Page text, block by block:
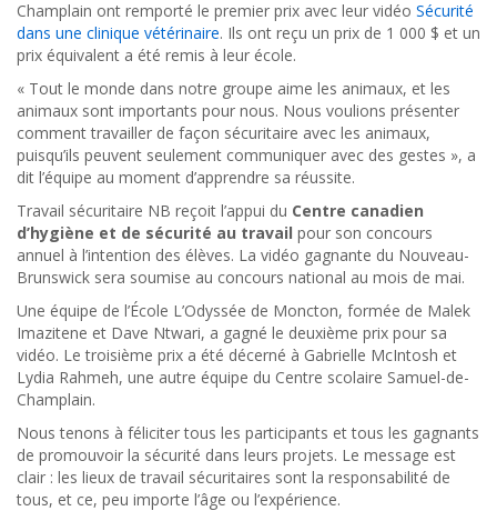
Champlain ont remporté le premier prix avec leur vidéo Sécurité
dans une clinique vétérinaire. Ils ont reçu un prix de 1 000 $ et un
prix équivalent a été remis à leur école.
« Tout le monde dans notre groupe aime les animaux, et les
animaux sont importants pour nous. Nous voulions présenter
comment travailler de façon sécuritaire avec les animaux,
puisqu’ils peuvent seulement communiquer avec des gestes », a
dit l’équipe au moment d’apprendre sa réussite.
Travail sécuritaire NB reçoit l’appui du Centre canadien
d’hygiène et de sécurité au travail pour son concours
annuel à l’intention des élèves. La vidéo gagnante du Nouveau-
Brunswick sera soumise au concours national au mois de mai.
Une équipe de l’École L’Odyssée de Moncton, formée de Malek
Imazitene et Dave Ntwari, a gagné le deuxième prix pour sa
vidéo. Le troisième prix a été décerné à Gabrielle McIntosh et
Lydia Rahmeh, une autre équipe du Centre scolaire Samuel-de-
Champlain.
Nous tenons à féliciter tous les participants et tous les gagnants
de promouvoir la sécurité dans leurs projets. Le message est
clair : les lieux de travail sécuritaires sont la responsabilité de
tous, et ce, peu importe l’âge ou l’expérience.